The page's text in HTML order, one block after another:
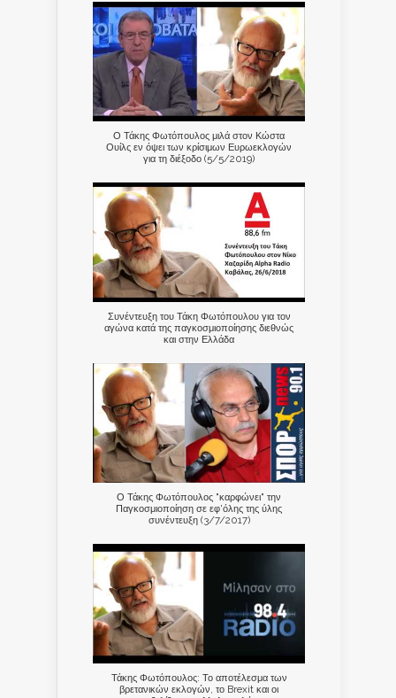
Ο Τάκης Φωτόπουλος μιλά στον Κώστα
Ουίλς εν όψει των κρίσιμων Ευρωεκλογών
για τη διέξοδο (5/5/2019)
Συνέντευξη του Τάκη Φωτόπουλου για τον
αγώνα κατά της παγκοσμιοποίησης διεθνώς
και στην Ελλάδα
Ο Τάκης Φωτόπουλος "καρφώνει" την
Παγκοσμιοποίηση σε εφ'όλης της ύλης
συνέντευξη (3/7/2017)
Τάκης Φωτόπουλος: Το αποτέλεσμα των
βρετανικών εκλογών, το Brexit και οι